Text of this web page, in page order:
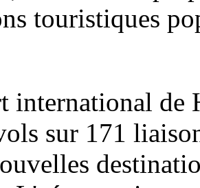
touristiques
international
sur 171